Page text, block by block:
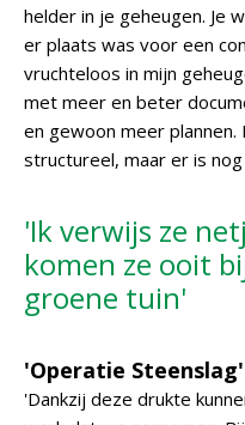
helder in je geheugen. Je
er plaats was voor een
vruchteloos in mijn
met meer en beter
en gewoon meer
structureel, maar er is
'Ik verwijs ze
komen ze ooit
groene tuin'
'Operatie Steenslag'
'Dankzij deze drukte